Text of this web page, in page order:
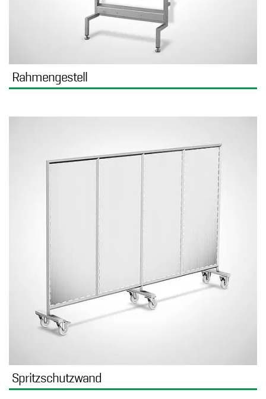
Rahmengestell
Spritzschutzwand